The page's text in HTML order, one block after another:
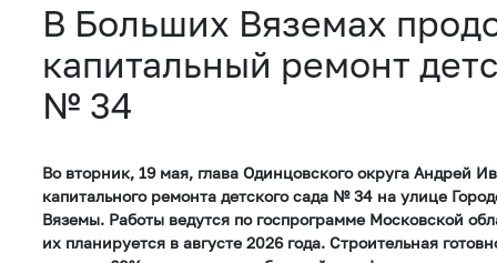
В Больших Вяземах
капитальный ремонт
№ 34
Во вторник, 19 мая, глава Одинцовского округа Андрей
капитального ремонта детского сада № 34 на улице
Вяземы. Работы ведутся по госпрограмме Московской
их планируется в августе 2026 года. Строительная